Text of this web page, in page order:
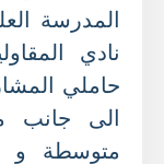
المدرسة
نادي
حاملي
الى جانب
متوسطة و